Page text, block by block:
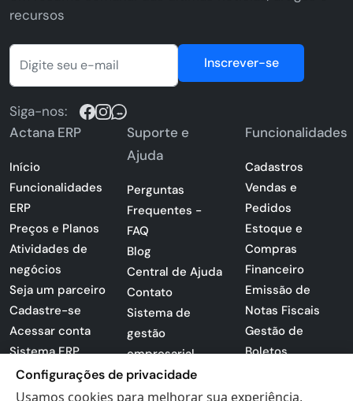
recursos
Inscrever-se
Siga-nos:
Actana ERP
Início
Funcionalidades
ERP
Preços e Planos
Atividades de
negócios
Seja um parceiro
Cadastre-se
Acessar conta
Sistema ERP
Apresentação
PDF
Suporte e
Ajuda
Perguntas
Frequentes -
FAQ
Blog
Central de Ajuda
Contato
Sistema de
gestão
empresarial
Sistema para
lojas
Funcionalidades
Cadastros
Vendas e
Pedidos
Estoque e
Compras
Financeiro
Emissão de
Notas Fiscais
Gestão de
Boletos
Configurações de privacidade
Usamos cookies para melhorar sua experiência,